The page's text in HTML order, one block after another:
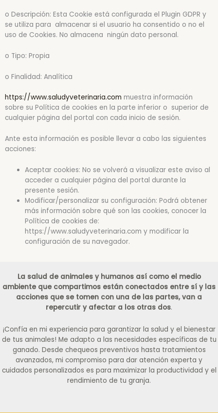
o Descripción: Esta Cookie está configurada el Plugin GDPR y
se utiliza para almacenar si el usuario ha consentido o no el
uso de Cookies. No almacena ningún dato personal.
o Tipo: Propia
o Finalidad: Analítica
https://www.saludyveterinaria.com muestra información
sobre su Política de cookies en la parte inferior o superior de
cualquier página del portal con cada inicio de sesión.
Ante esta información es posible llevar a cabo las siguientes
acciones:
Aceptar cookies: No se volverá a visualizar este aviso al
acceder a cualquier página del portal durante la
presente sesión.
Modificar/personalizar su configuración: Podrá obtener
más información sobre qué son las cookies, conocer la
Política de cookies de:
https://www.saludyveterinaria.com y modificar la
configuración de su navegador.
La salud de animales y humanos así como el medio
ambiente que compartimos están conectados entre sí y las
acciones que se tomen con una de las partes, van a
repercutir y afectar a los otras dos.
¡Confía en mi experiencia para garantizar la salud y el bienestar
de tus animales! Me adapto a las necesidades específicas de tu
ganado. Desde chequeos preventivos hasta tratamientos
avanzados, mi compromiso para dar atención experta y
cuidados personalizados es para maximizar la productividad y el
rendimiento de tu granja.